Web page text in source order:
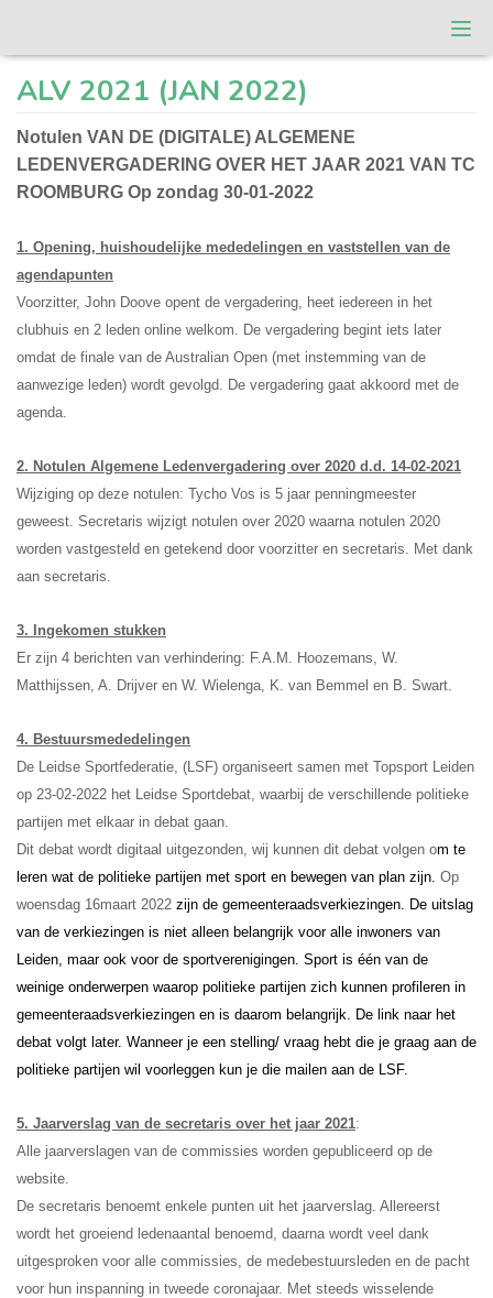
T.C. Roomburg
ALV 2021 (JAN 2022)
Notulen VAN DE (DIGITALE) ALGEMENE
LEDENVERGADERING OVER HET JAAR 2021 VAN TC
ROOMBURG Op zondag 30-01-2022
1. Opening, huishoudelijke mededelingen en vaststellen van de
agendapunten
Voorzitter, John Doove opent de vergadering, heet iedereen in het
clubhuis en 2 leden online welkom. De vergadering begint iets later
omdat de finale van de Australian Open (met instemming van de
aanwezige leden) wordt gevolgd. De vergadering gaat akkoord met de
agenda.
2. Notulen Algemene Ledenvergadering over 2020 d.d. 14-02-2021
Wijziging op deze notulen: Tycho Vos is 5 jaar penningmeester
geweest. Secretaris wijzigt notulen over 2020 waarna notulen 2020
worden vastgesteld en getekend door voorzitter en secretaris. Met dank
aan secretaris.
3. Ingekomen stukken
Er zijn 4 berichten van verhindering: F.A.M. Hoozemans, W.
Matthijssen, A. Drijver en W. Wielenga, K. van Bemmel en B. Swart.
4. Bestuursmededelingen
De Leidse Sportfederatie, (LSF) organiseert samen met Topsport Leiden
op 23-02-2022 het Leidse Sportdebat, waarbij de verschillende politieke
partijen met elkaar in debat gaan.
Dit debat wordt digitaal uitgezonden, wij kunnen dit debat volgen om te
leren wat de politieke partijen met sport en bewegen van plan zijn. Op
woensdag 16maart 2022 zijn de gemeenteraadsverkiezingen. De uitslag
van de verkiezingen is niet alleen belangrijk voor alle inwoners van
Leiden, maar ook voor de sportverenigingen. Sport is één van de
weinige onderwerpen waarop politieke partijen zich kunnen profileren in
gemeenteraadsverkiezingen en is daarom belangrijk. De link naar het
debat volgt later. Wanneer je een stelling/ vraag hebt die je graag aan de
politieke partijen wil voorleggen kun je die mailen aan de LSF.
5. Jaarverslag van de secretaris over het jaar 2021:
Alle jaarverslagen van de commissies worden gepubliceerd op de
website.
De secretaris benoemt enkele punten uit het jaarverslag. Allereerst
wordt het groeiend ledenaantal benoemd, daarna wordt veel dank
uitgesproken voor alle commissies, de medebestuursleden en de pacht
voor hun inspanning in tweede coronajaar. Met steeds wisselende